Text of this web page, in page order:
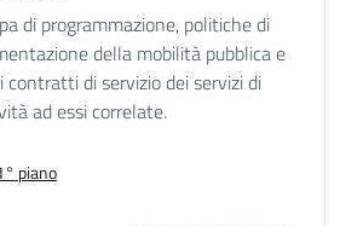
di programmazione, politiche di
della mobilità pubblica e
contratti di servizio dei servizi di
ad essi correlate.
piano